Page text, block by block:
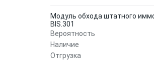
Модуль обхода штатного
BIS.301
Вероятность
Наличие
Отгрузка